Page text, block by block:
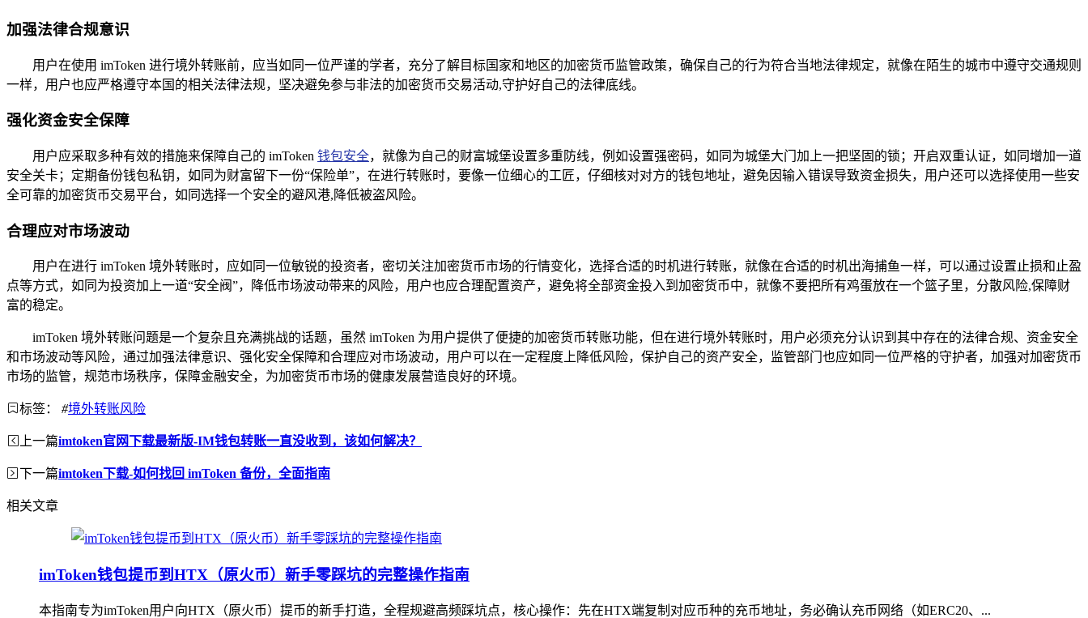
加强法律合规意识
用户在使用 imToken 进行境外转账前，应当如同一位严谨的学者，充分了解目标国家和地区的加密货币监管政策，确保自己的行为符合当地法律规定，就像在陌生的城市中遵守交通规则
一样，用户也应严格遵守本国的相关法律法规，坚决避免参与非法的加密货币交易活动,守护好自己的法律底线。
强化资金安全保障
用户应采取多种有效的措施来保障自己的 imToken 钱包安全，就像为自己的财富城堡设置多重防线，例如设置强密码，如同为城堡大门加上一把坚固的锁；开启双重认证，如同增加一道
安全关卡；定期备份钱包私钥，如同为财富留下一份“保险单”，在进行转账时，要像一位细心的工匠，仔细核对对方的钱包地址，避免因输入错误导致资金损失，用户还可以选择使用一些安
全可靠的加密货币交易平台，如同选择一个安全的避风港,降低被盗风险。
合理应对市场波动
用户在进行 imToken 境外转账时，应如同一位敏锐的投资者，密切关注加密货币市场的行情变化，选择合适的时机进行转账，就像在合适的时机出海捕鱼一样，可以通过设置止损和止盈
点等方式，如同为投资加上一道“安全阀”，降低市场波动带来的风险，用户也应合理配置资产，避免将全部资金投入到加密货币中，就像不要把所有鸡蛋放在一个篮子里，分散风险,保障财
富的稳定。
imToken 境外转账问题是一个复杂且充满挑战的话题，虽然 imToken 为用户提供了便捷的加密货币转账功能，但在进行境外转账时，用户必须充分认识到其中存在的法律合规、资金安全
和市场波动等风险，通过加强法律意识、强化安全保障和合理应对市场波动，用户可以在一定程度上降低风险，保护自己的资产安全，监管部门也应如同一位严格的守护者，加强对加密货币
市场的监管，规范市场秩序，保障金融安全，为加密货币市场的健康发展营造良好的环境。
标签： #境外转账风险
上一篇imtoken官网下载最新版-IM钱包转账一直没收到，该如何解决？
下一篇imtoken下载-如何找回 imToken 备份，全面指南
相关文章
imToken钱包提币到HTX（原火币）新手零踩坑的完整操作指南
本指南专为imToken用户向HTX（原火币）提币的新手打造，全程规避高频踩坑点，核心操作：先在HTX端复制对应币种的充币地址，务必确认充币网络（如ERC20、...